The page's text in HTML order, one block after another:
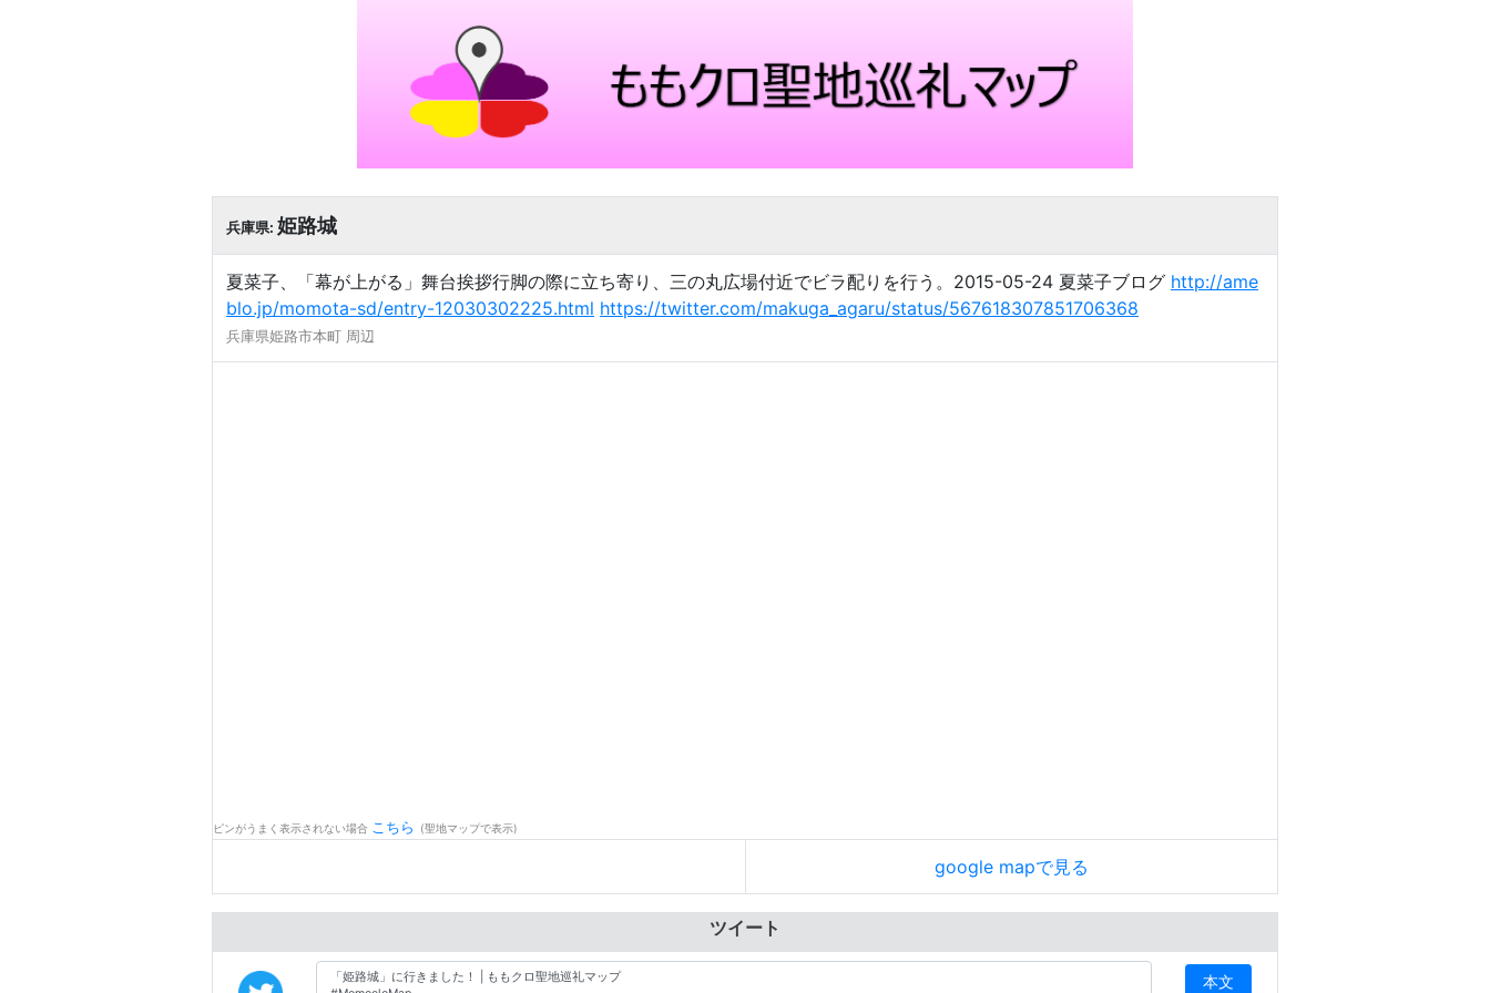
兵庫県: 姫路城
夏菜子、「幕が上がる」舞台挨拶行脚の際に立ち寄り、三の丸広場付近でビラ配りを行う。2015-05-24 夏菜子ブログ http://ame
blo.jp/momota-sd/entry-12030302225.html https://twitter.com/makuga_agaru/status/567618307851706368
兵庫県姫路市本町 周辺
ピンがうまく表示されない場合 こちら (聖地マップで表示)
google mapで見る
ツイート
本文